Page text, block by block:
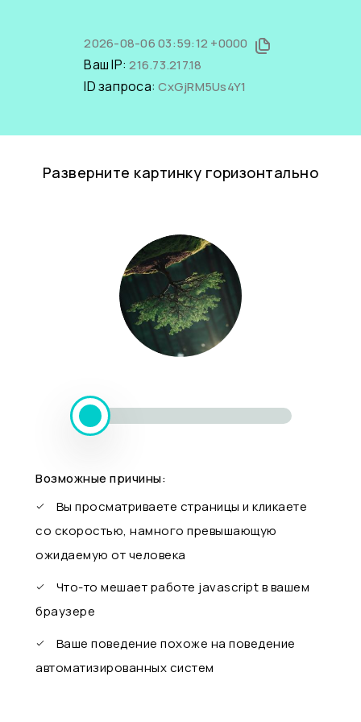
2026-08-06 03:59:12 +0000
Ваш IP:216.73.217.18
ID запроса:CxGjRM5Us4Y1
Разверните картинку горизонтально
Возможные причины:
Вы просматриваете страницы и кликаете
со скоростью, намного превышающую
ожидаемую от человека
Что-то мешает работе javascript в вашем
браузере
Ваше поведение похоже на поведение
автоматизированных систем